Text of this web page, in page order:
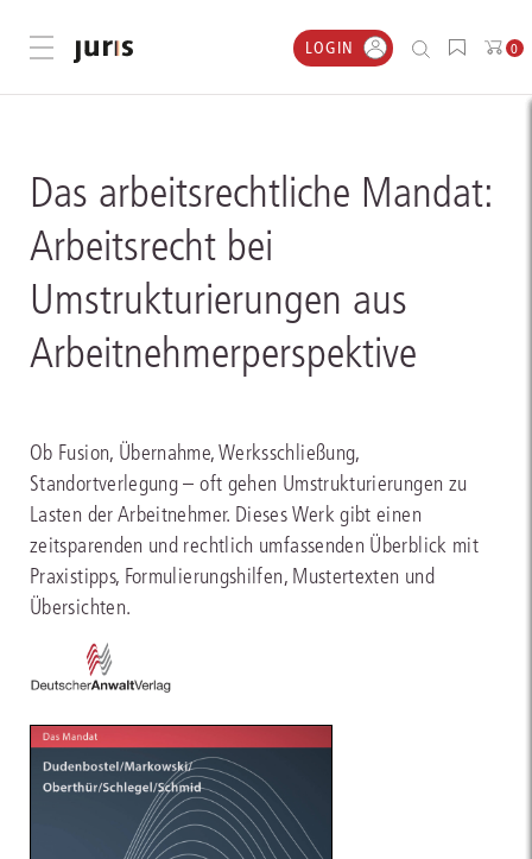
Menü öffnen LOGIN 0
Das arbeitsrechtliche Mandat:
Arbeitsrecht bei
Umstrukturierungen aus
Arbeitnehmerperspektive
Ob Fusion, Übernahme, Werksschließung,
Standortverlegung – oft gehen Umstrukturierungen zu
Lasten der Arbeitnehmer. Dieses Werk gibt einen
zeitsparenden und rechtlich umfassenden Überblick mit
Praxistipps, Formulierungshilfen, Mustertexten und
Übersichten.